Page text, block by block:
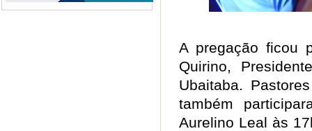
A pregação ficou
Quirino,
Ubaitaba.
também
Aurelino Leal às